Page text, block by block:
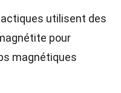
utilisent des
pour
magnétiques